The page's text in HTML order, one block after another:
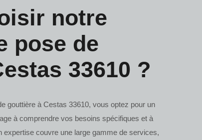
notre
pose de
33610 ?
gouttière à Cestas 33610, vous optez pour un
à comprendre vos besoins spécifiques et à
couvre une large gamme de services,